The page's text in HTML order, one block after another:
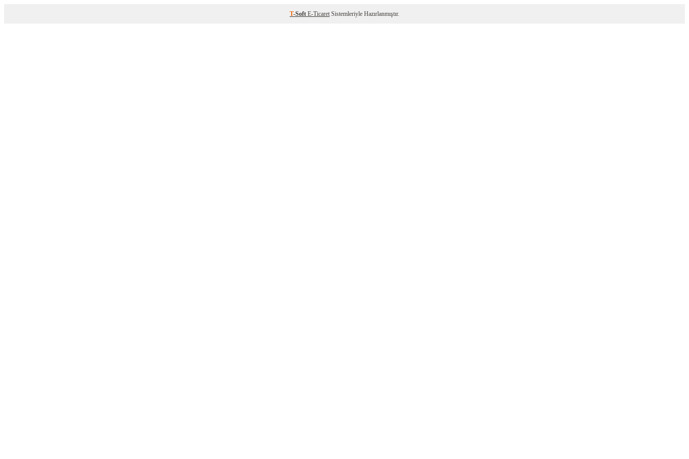
T-Soft E-Ticaret Sistemleriyle Hazırlanmıştır.